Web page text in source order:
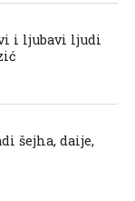
i ljubavi ljudi
šejha, daije,